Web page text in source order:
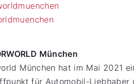
München
München hat im Mai 2021
für Automobil-